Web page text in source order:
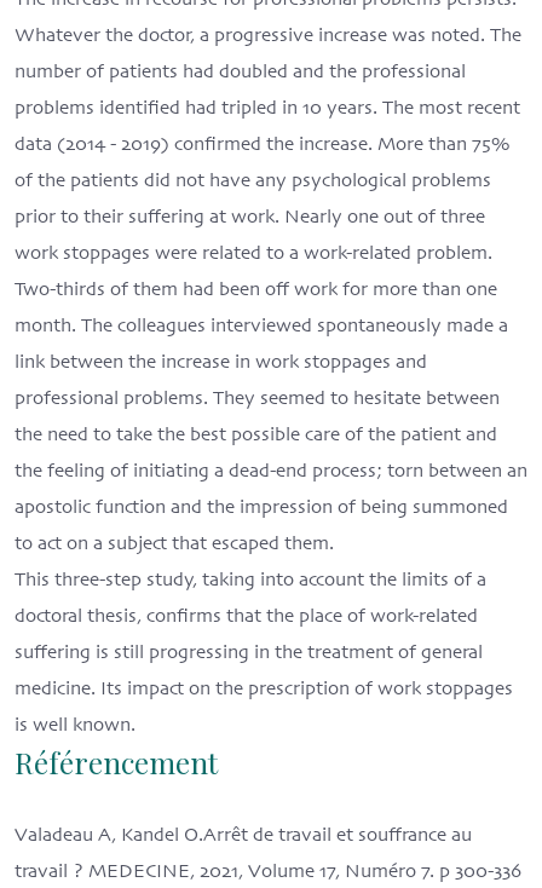
Whatever the doctor, a progressive increase was noted. The
number of patients had doubled and the professional
problems identified had tripled in 10 years. The most recent
data (2014 - 2019) confirmed the increase. More than 75%
of the patients did not have any psychological problems
prior to their suffering at work. Nearly one out of three
work stoppages were related to a work-related problem.
Two-thirds of them had been off work for more than one
month. The colleagues interviewed spontaneously made a
link between the increase in work stoppages and
professional problems. They seemed to hesitate between
the need to take the best possible care of the patient and
the feeling of initiating a dead-end process; torn between an
apostolic function and the impression of being summoned
to act on a subject that escaped them.
This three-step study, taking into account the limits of a
doctoral thesis, confirms that the place of work-related
suffering is still progressing in the treatment of general
medicine. Its impact on the prescription of work stoppages
is well known.
Référencement
Valadeau A, Kandel O.Arrêt de travail et souffrance au
travail ? MEDECINE, 2021, Volume 17, Numéro 7. p 300-336